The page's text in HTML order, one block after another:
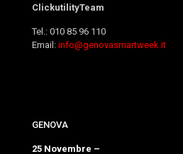
ClickutilityTeam
Tel.: 010 85 96 110
Email: info@genovasmartweek.it
GENOVA
25 Novembre –